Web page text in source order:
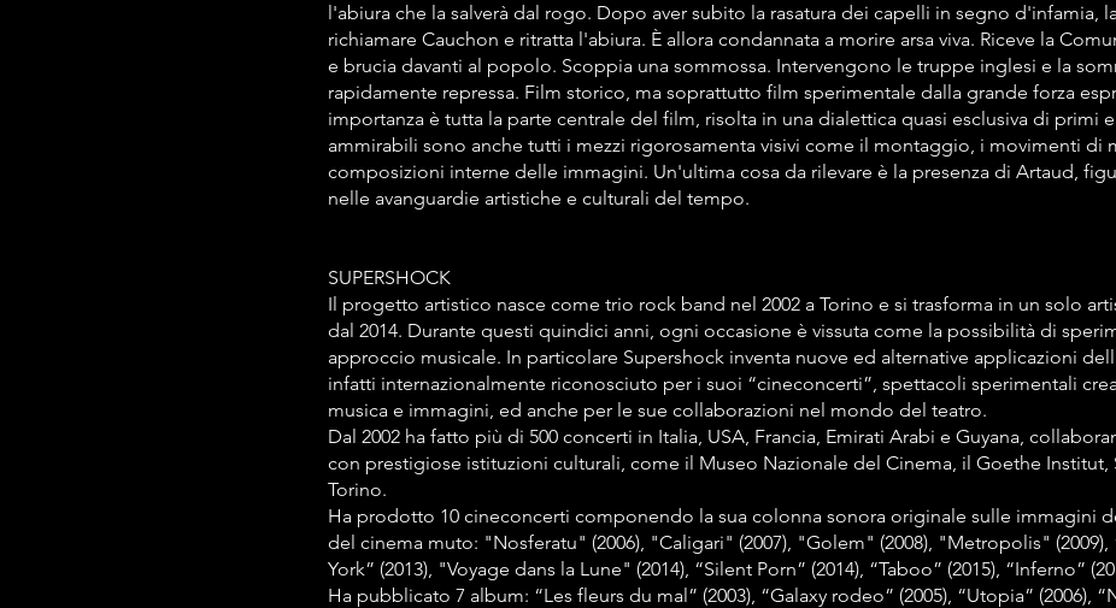
l'abiura che la salverà dal rogo. Dopo aver subito la rasatura dei capelli in segno d'infamia,
richiamare Cauchon e ritratta l'abiura. È allora condannata a morire arsa viva. Riceve la
e brucia davanti al popolo. Scoppia una sommossa. Intervengono le truppe inglesi e la
rapidamente repressa. Film storico, ma soprattutto film sperimentale dalla grande forza
importanza è tutta la parte centrale del film, risolta in una dialettica quasi esclusiva di primi
ammirabili sono anche tutti i mezzi rigorosamenta visivi come il montaggio, i movimenti di
composizioni interne delle immagini. Un'ultima cosa da rilevare è la presenza di Artaud,
nelle avanguardie artistiche e culturali del tempo.
SUPERSHOCK
Il progetto artistico nasce come trio rock band nel 2002 a Torino e si trasforma in un solo
dal 2014. Durante questi quindici anni, ogni occasione è vissuta come la possibilità di
approccio musicale. In particolare Supershock inventa nuove ed alternative applicazioni
infatti internazionalmente riconosciuto per i suoi “cineconcerti”, spettacoli sperimentali
musica e immagini, ed anche per le sue collaborazioni nel mondo del teatro.
Dal 2002 ha fatto più di 500 concerti in Italia, USA, Francia, Emirati Arabi e Guyana,
con prestigiose istituzioni culturali, come il Museo Nazionale del Cinema, il Goethe Institut,
Torino.
Ha prodotto 10 cineconcerti componendo la sua colonna sonora originale sulle immagini
del cinema muto: "Nosferatu" (2006), "Caligari" (2007), "Golem" (2008), "Metropolis" (2009),
York” (2013), "Voyage dans la Lune" (2014), “Silent Porn” (2014), “Taboo” (2015), “Inferno”
Ha pubblicato 7 album: “Les fleurs du mal” (2003), “Galaxy rodeo” (2005), “Utopia” (2006),